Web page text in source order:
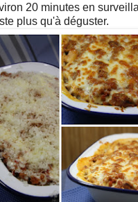
20 minutes en
plus qu'à déguster.